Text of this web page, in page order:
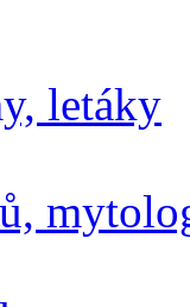
letáky